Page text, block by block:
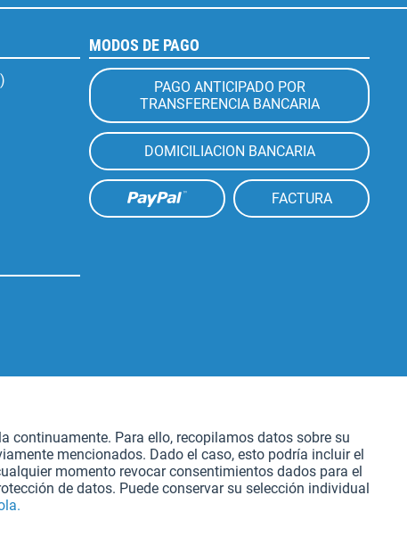
MODOS DE PAGO
PAGO ANTICIPADO POR
TRANSFERENCIA BANCARIA
DOMICILIACION BANCARIA
FACTURA
Aktiv
continuamente. Para ello, recopilamos datos sobre su
mencionados. Dado el caso, esto podría incluir el
momento revocar consentimientos dados para el
de datos. Puede conservar su selección individual